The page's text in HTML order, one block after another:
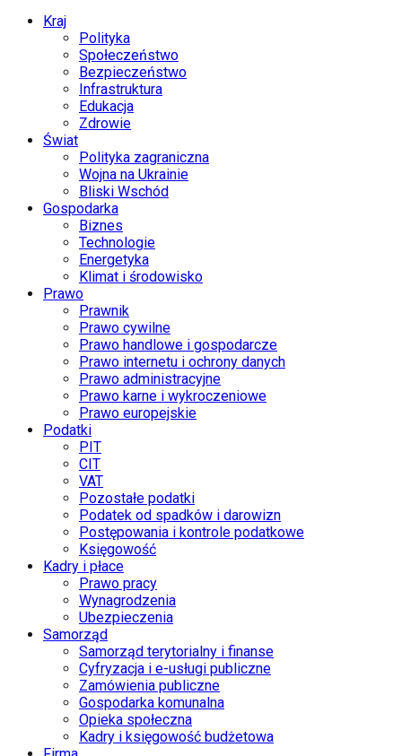
Kraj
Polityka
Społeczeństwo
Bezpieczeństwo
Infrastruktura
Edukacja
Zdrowie
Świat
Polityka zagraniczna
Wojna na Ukrainie
Bliski Wschód
Gospodarka
Biznes
Technologie
Energetyka
Klimat i środowisko
Prawo
Prawnik
Prawo cywilne
Prawo handlowe i gospodarcze
Prawo internetu i ochrony danych
Prawo administracyjne
Prawo karne i wykroczeniowe
Prawo europejskie
Podatki
PIT
CIT
VAT
Pozostałe podatki
Podatek od spadków i darowizn
Postępowania i kontrole podatkowe
Księgowość
Kadry i płace
Prawo pracy
Wynagrodzenia
Ubezpieczenia
Samorząd
Samorząd terytorialny i finanse
Cyfryzacja i e-usługi publiczne
Zamówienia publiczne
Gospodarka komunalna
Opieka społeczna
Kadry i księgowość budżetowa